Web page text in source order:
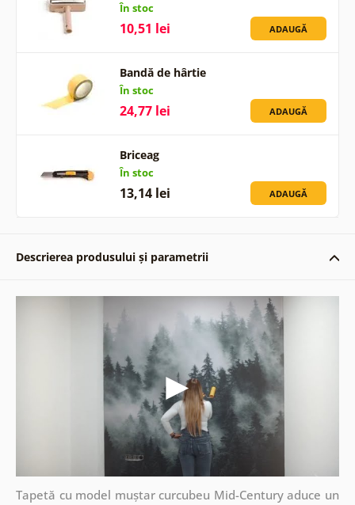
În stoc
10,51 lei ADAUGĂ
Bandă de hârtie
În stoc
24,77 lei ADAUGĂ
Briceag
În stoc
13,14 lei ADAUGĂ
Descrierea produsului și parametrii
Tapetă cu model muștar curcubeu Mid-Century aduce un